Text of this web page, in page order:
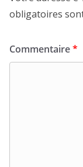
obligatoires
Commentaire*